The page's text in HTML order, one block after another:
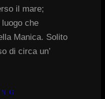
il mare;
che
Manica. Solito
di circa un’